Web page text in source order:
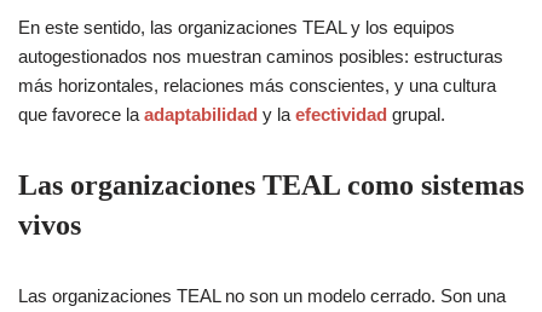
En este sentido, las organizaciones TEAL y los equipos
autogestionados nos muestran caminos posibles: estructuras
más horizontales, relaciones más conscientes, y una cultura
que favorece la adaptabilidad y la efectividad grupal.
Las organizaciones TEAL como sistemas
vivos
Las organizaciones TEAL no son un modelo cerrado. Son una